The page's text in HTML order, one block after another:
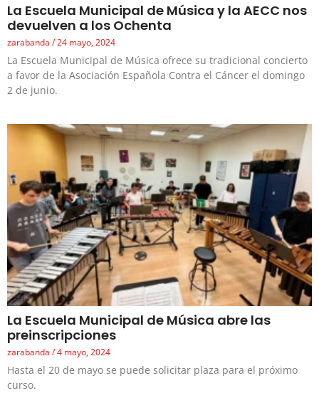
La Escuela Municipal de Música y la AECC nos
devuelven a los Ochenta
zarabanda 24 mayo, 2024
La Escuela Municipal de Música ofrece su tradicional concierto
a favor de la Asociación Española Contra el Cáncer el domingo
2 de junio.
La Escuela Municipal de Música abre las
preinscripciones
zarabanda 4 mayo, 2024
Hasta el 20 de mayo se puede solicitar plaza para el próximo
curso.